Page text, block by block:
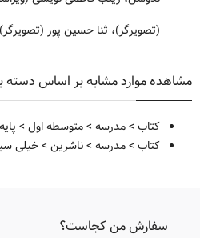
(تصویرگر)، ثنا حسین پور
مشاهده موارد مشابه بر اساس دسته
کتاب >مدرسه >متوسطه اول >
کتاب >مدرسه >ناشرین >خیلی
سفارش من کجاست؟